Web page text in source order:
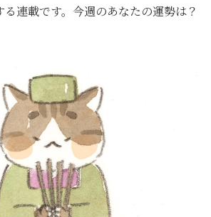
連載です。今週のあなたの運勢は？